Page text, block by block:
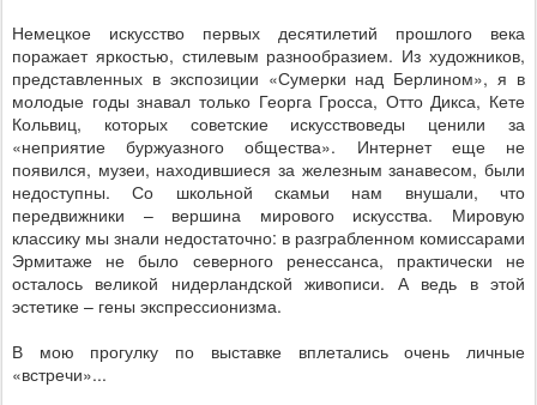
Немецкое искусство первых десятилетий прошлого века
поражает яркостью, стилевым разнообразием. Из художников,
представленных в экспозиции «Сумерки над Берлином», я в
молодые годы знавал только Георга Гросса, Отто Дикса, Кете
Кольвиц, которых советские искусствоведы ценили за
«неприятие буржуазного общества». Интернет еще не
появился, музеи, находившиеся за железным занавесом, были
недоступны. Со школьной скамьи нам внушали, что
передвижники – вершина мирового искусства. Мировую
классику мы знали недостаточно: в разграбленном комиссарами
Эрмитаже не было северного ренессанса, практически не
осталось великой нидерландской живописи. А ведь в этой
эстетике – гены экспрессионизма.
В мою прогулку по выставке вплетались очень личные
«встречи»...